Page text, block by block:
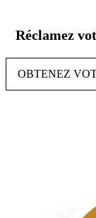
contenu
Réclamez
OBTENEZ